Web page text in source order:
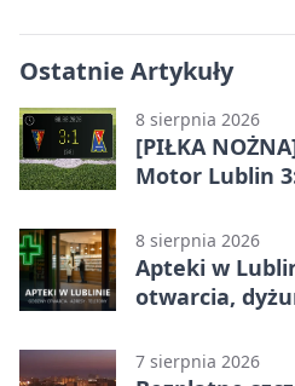
Ostatnie Artykuły
8 sierpnia 2026
[PIŁKA
Motor Lublin
Ekstraklasy
8 sierpnia 2026
Apteki w
otwarcia,
7 sierpnia 2026